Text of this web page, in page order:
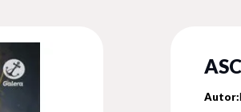
Autor: